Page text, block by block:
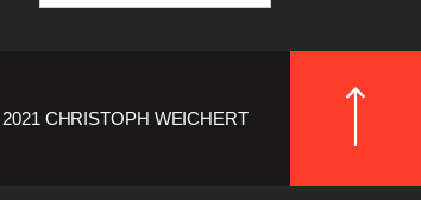
CHRISTOPH WEICHERT